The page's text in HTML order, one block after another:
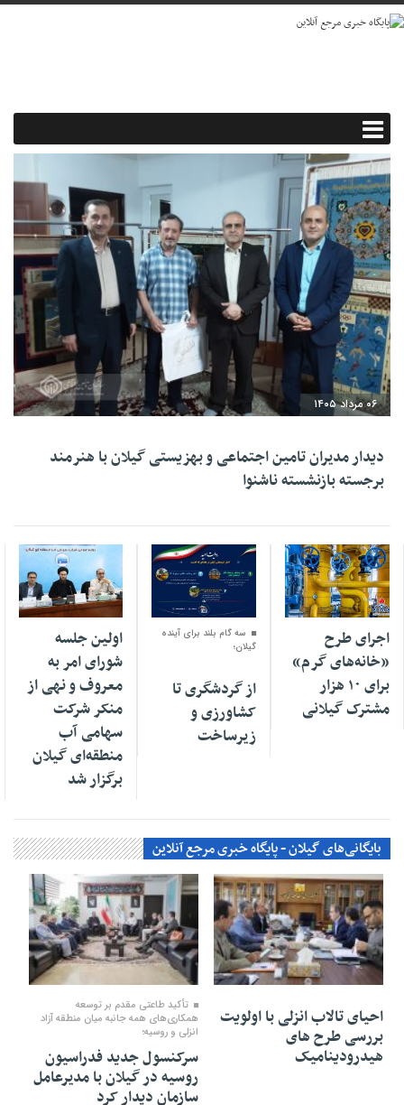
۰۶ مرداد ۱۴۰۵
دیدار مدیران تامین اجتماعی و بهزیستی گیلان با هنرمند
برجسته بازنشسته ناشنوا
۰۶ مرداد ۱۴۰۵
اجرای طرح
«خانه‌های گرم»
برای ۱۰ هزار
مشترک گیلانی
۰۶ مرداد ۱۴۰۵
سه گام بلند برای آینده
گیلان؛
از گردشگری تا
کشاورزی و
زیرساخت
۰۶ مرداد ۱۴۰۵
اولین جلسه
شورای امر به
معروف و نهی از
منکر شرکت
سهامی آب
منطقه‌ای گیلان
برگزار شد
بایگانی‌های گیلان - پایگاه خبری مرجع آنلاین
احیای تالاب انزلی با اولویت
بررسی طرح های
هیدرودینامیک
۰۶ مرداد ۱۴۰۵
تأكید طاعتی مقدم بر توسعه
همكاری‌های همه جانبه میان منطقه آزاد
انزلی و روسیه؛
سرکنسول جدید فدراسیون
روسیه در گیلان با مدیرعامل
سازمان دیدار کرد